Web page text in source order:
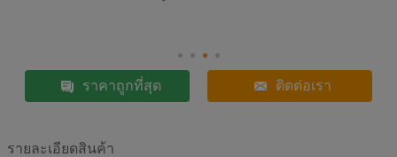
ราคาถูกที่สุด ติดต่อเรา
รายละเอียดสินค้า